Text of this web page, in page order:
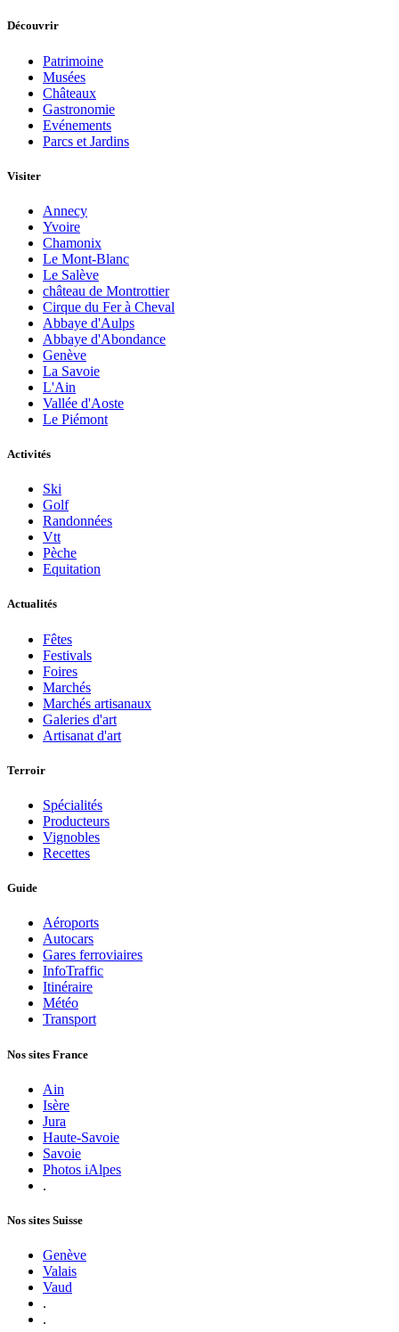
Découvrir
Patrimoine
Musées
Châteaux
Gastronomie
Evénements
Parcs et Jardins
Visiter
Annecy
Yvoire
Chamonix
Le Mont-Blanc
Le Salève
château de Montrottier
Cirque du Fer à Cheval
Abbaye d'Aulps
Abbaye d'Abondance
Genève
La Savoie
L'Ain
Vallée d'Aoste
Le Piémont
Activités
Ski
Golf
Randonnées
Vtt
Pèche
Equitation
Actualités
Fêtes
Festivals
Foires
Marchés
Marchés artisanaux
Galeries d'art
Artisanat d'art
Terroir
Spécialités
Producteurs
Vignobles
Recettes
Guide
Aéroports
Autocars
Gares ferroviaires
InfoTraffic
Itinéraire
Météo
Transport
Nos sites France
Ain
Isère
Jura
Haute-Savoie
Savoie
Photos iAlpes
.
Nos sites Suisse
Genève
Valais
Vaud
.
.